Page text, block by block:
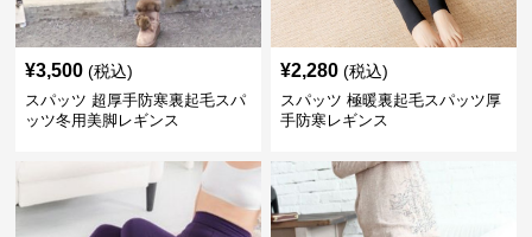
¥3,500 (税込)
スパッツ 超厚手防寒裏起毛スパ
ッツ冬用美脚レギンス
¥2,280 (税込)
スパッツ 極暖裏起毛スパッツ厚
手防寒レギンス